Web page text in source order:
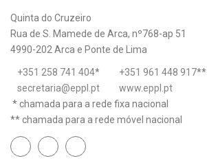
Quinta do Cruzeiro
Rua de S. Mamede de Arca, nº768-ap 51
4990-202 Arca e Ponte de Lima
+351 258 741 404* +351 961 448 917**
secretaria@eppl.pt
www.eppl.pt
* chamada para a rede fixa nacional
** chamada para a rede móvel nacional